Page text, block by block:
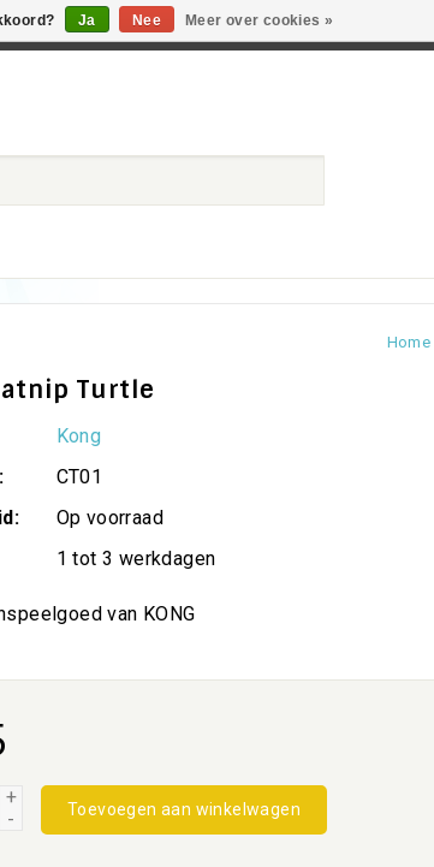
Home
Turtle
Kong
CT01
Op voorraad
1 tot 3 werkdagen
van KONG
+
-
Toevoegen aan winkelwagen
Ja Nee Meer over cookies »
• Snelle levering • Beste service